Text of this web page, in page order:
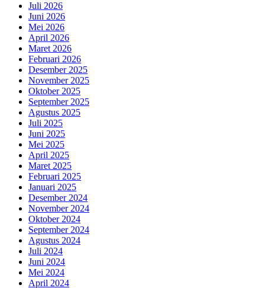
Juli 2026
Juni 2026
Mei 2026
April 2026
Maret 2026
Februari 2026
Desember 2025
November 2025
Oktober 2025
September 2025
Agustus 2025
Juli 2025
Juni 2025
Mei 2025
April 2025
Maret 2025
Februari 2025
Januari 2025
Desember 2024
November 2024
Oktober 2024
September 2024
Agustus 2024
Juli 2024
Juni 2024
Mei 2024
April 2024